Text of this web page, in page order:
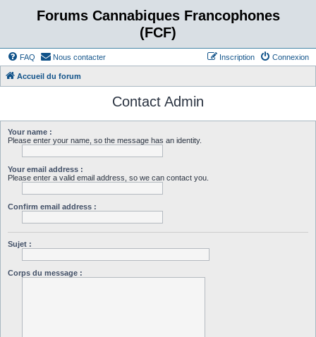
Forums Cannabiques Francophones
(FCF)
FAQ Nous contacter Connexion
Inscription
Accueil du forum
Contact Admin
Your name :
Please enter your name, so the message has an identity.
Your email address :
Please enter a valid email address, so we can contact you.
Confirm email address :
Sujet :
Corps du message :